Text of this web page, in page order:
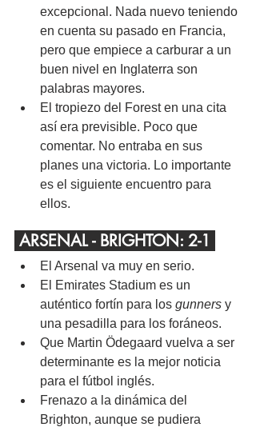
excepcional. Nada nuevo teniendo
en cuenta su pasado en Francia,
pero que empiece a carburar a un
buen nivel en Inglaterra son
palabras mayores.
El tropiezo del Forest en una cita
así era previsible. Poco que
comentar. No entraba en sus
planes una victoria. Lo importante
es el siguiente encuentro para
ellos.
ARSENAL - BRIGHTON: 2-1
El Arsenal va muy en serio.
El Emirates Stadium es un
auténtico fortín para los gunners y
una pesadilla para los foráneos.
Que Martin Ödegaard vuelva a ser
determinante es la mejor noticia
para el fútbol inglés.
Frenazo a la dinámica del
Brighton, aunque se pudiera